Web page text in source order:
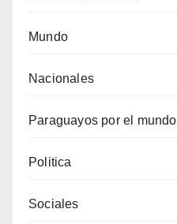
Mundo
Nacionales
Paraguayos por el mundo
Politica
Sociales